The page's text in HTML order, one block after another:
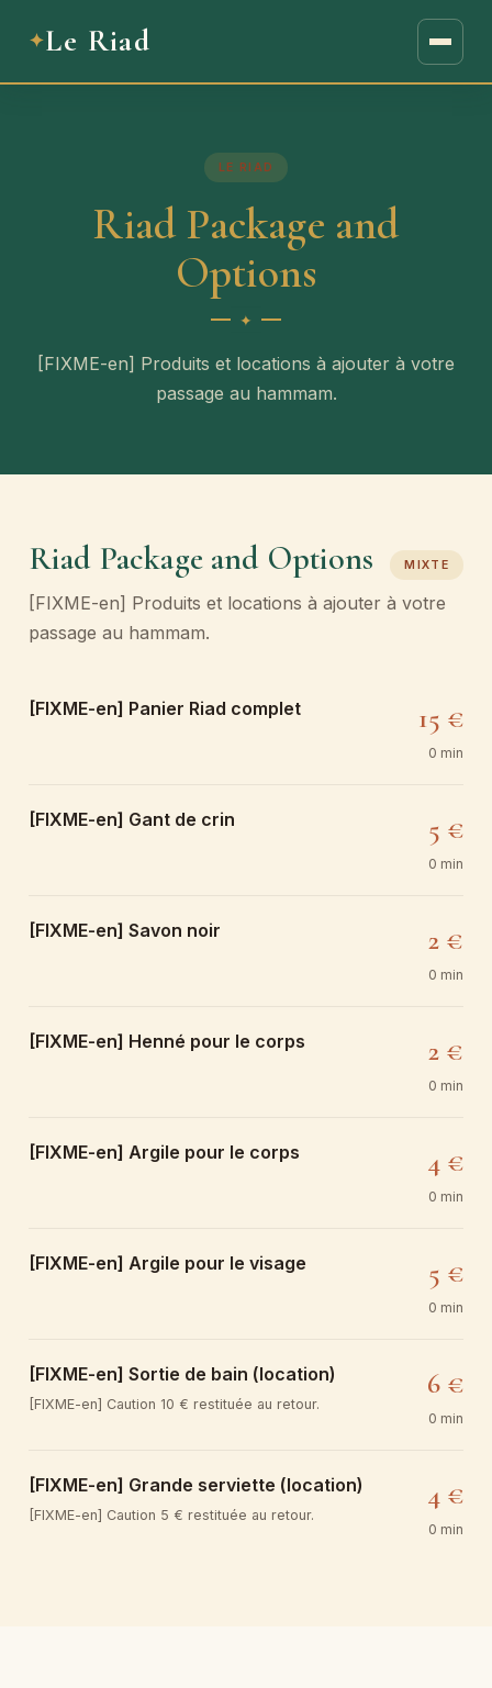
Le Riad
LE RIAD
Riad Package and
Options
[FIXME-en] Produits et locations à ajouter à votre
passage au hammam.
Riad Package and Options MIXTE
[FIXME-en] Produits et locations à ajouter à votre
passage au hammam.
[FIXME-en] Panier Riad complet 15 €
0 min
[FIXME-en] Gant de crin 5 €
0 min
[FIXME-en] Savon noir 2 €
0 min
[FIXME-en] Henné pour le corps 2 €
0 min
[FIXME-en] Argile pour le corps 4 €
0 min
[FIXME-en] Argile pour le visage 5 €
0 min
[FIXME-en] Sortie de bain (location)
[FIXME-en] Caution 10 € restituée au retour.
6 €
0 min
[FIXME-en] Grande serviette (location)
[FIXME-en] Caution 5 € restituée au retour.
4 €
0 min